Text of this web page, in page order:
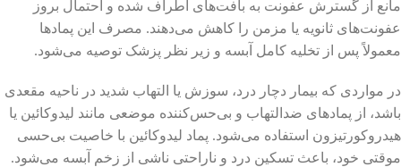
مانع از گسترش عفونت به بافت‌های اطراف شده و احتمال بروز
عفونت‌های ثانویه یا مزمن را کاهش می‌دهند. مصرف این پمادها
معمولاً پس از تخلیه کامل آبسه و زیر نظر پزشک توصیه می‌شود.
در مواردی که بیمار دچار درد، سوزش یا التهاب شدید در ناحیه مقعدی
باشد، از پمادهای ضدالتهاب و بی‌حس‌کننده موضعی مانند لیدوکائین یا
هیدروکورتیزون استفاده می‌شود. پماد لیدوکائین با خاصیت بی‌حسی
موقتی خود، باعث تسکین درد و ناراحتی ناشی از زخم آبسه می‌شود.